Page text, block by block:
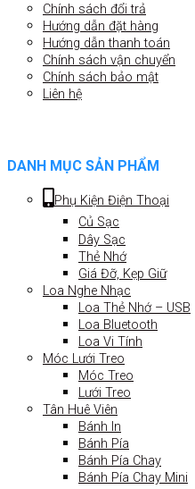
Chính sách đổi trả
Hướng dẫn đặt hàng
Hướng dẫn thanh toán
Chính sách vận chuyển
Chính sách bảo mật
Liên hệ
DANH MỤC SẢN PHẨM
Phụ Kiện Điện Thoại
Củ Sạc
Dây Sạc
Thẻ Nhớ
Giá Đỡ, Kẹp Giữ
Loa Nghe Nhạc
Loa Thẻ Nhớ – USB
Loa Bluetooth
Loa Vi Tính
Móc Lưới Treo
Móc Treo
Lưới Treo
Tân Huê Viên
Bánh In
Bánh Pía
Bánh Pía Chay
Bánh Pía Chay Mini